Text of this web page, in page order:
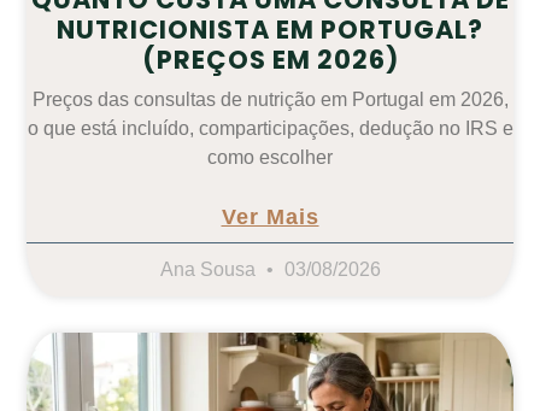
NUTRICIONISTA EM PORTUGAL?
(PREÇOS EM 2026)
Preços das consultas de nutrição em Portugal em 2026,
o que está incluído, comparticipações, dedução no IRS e
como escolher
Ver Mais
Ana Sousa 03/08/2026